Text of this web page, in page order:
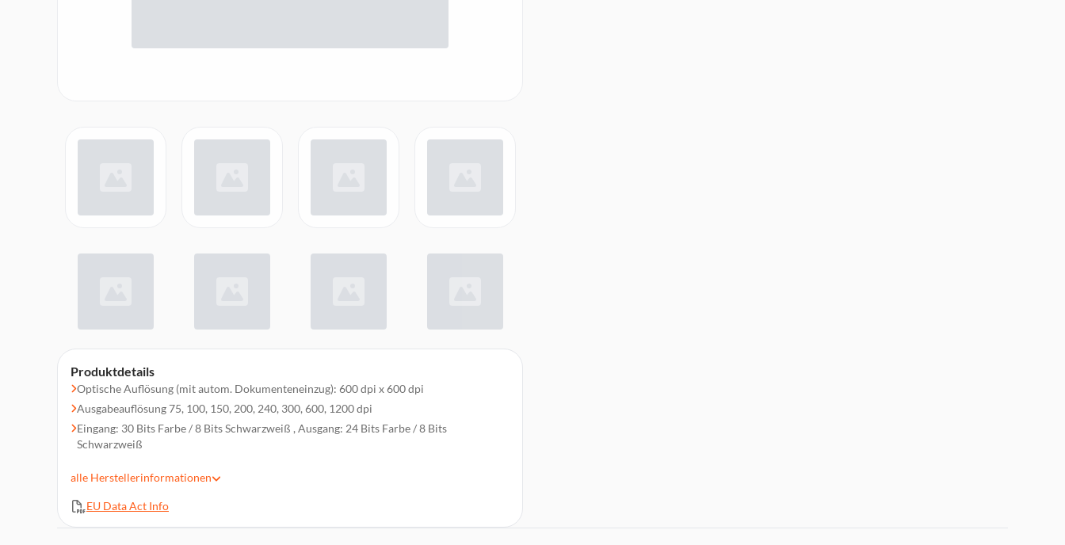
Produktdetails
Optische Auflösung (mit autom. Dokumenteneinzug): 600 dpi x 600 dpi
Ausgabeauflösung 75, 100, 150, 200, 240, 300, 600, 1200 dpi
Eingang: 30 Bits Farbe / 8 Bits Schwarzweiß , Ausgang: 24 Bits Farbe / 8 Bits
Schwarzweiß
Wi-Fi Direct, USB-Host, USB 3.2 Gen 1x1, Wireless LAN
ReadyScan LED Technik
alle Herstellerinformationen
EU Data Act Info